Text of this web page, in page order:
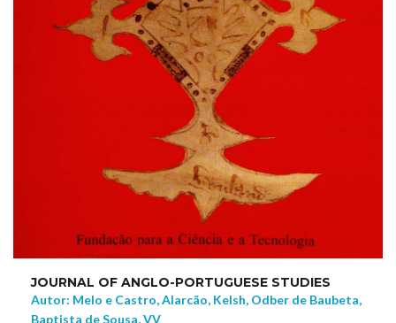
JOURNAL OF ANGLO-PORTUGUESE STUDIES
Autor: Melo e Castro, Alarcão, Kelsh, Odber de Baubeta,
Baptista de Sousa, VV